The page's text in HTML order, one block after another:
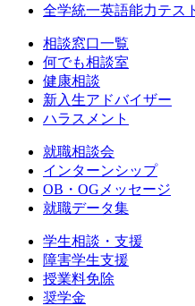
全学統一英語能力テス
相談窓口一覧
何でも相談室
健康相談
新入生アドバイザー
ハラスメント
就職相談会
インターンシップ
OB・OGメッセージ
就職データ集
学生相談・支援
障害学生支援
授業料免除
奨学金